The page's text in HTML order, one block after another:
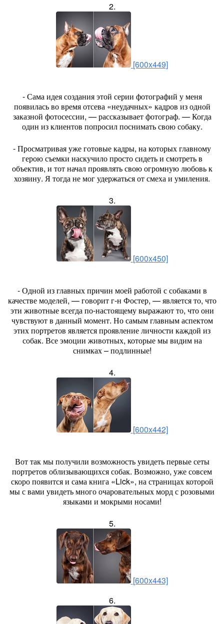
2.
[600x449]
- Сама идея создания этой серии фотографий у меня
появилась во время отсева «неудачных» кадров из одной
заказной фотосессии, — рассказывает фотограф. — Когда
один из клиентов попросил поснимать свою собаку.
- Просматривая уже готовые кадры, на которых главному
герою съемки наскучило просто сидеть и смотреть в
объектив, и тот начал проявлять свою огромную любовь к
хозяину. Я тогда не мог удержаться от смеха и умиления.
3.
[600x450]
- Одной из главных причин моей работой с собаками в
качестве моделей, — говорит г-н Фостер, — является то, что
эти животные всегда по-настоящему выражают то, что они
чувствуют в данный момент. Но самым главным аспектом
этих портретов является проявление личности каждой из
собак. Все эмоции животных, которые мы видим на
снимках – подлинные!
4.
[600x442]
Вот так мы получили возможность увидеть первые сеты
портретов облизывающихся собак. Возможно, уже совсем
скоро появится и сама книга «Lick», на страницах которой
мы с вами увидеть много очаровательных морд с розовыми
языками и мокрыми носами!
5.
[600x443]
6.